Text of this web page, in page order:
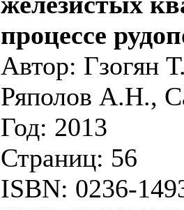
процессе
Автор: Гзогян
Ряполов А.Н.,
Год: 2013
Страниц: 56
ISBN: 0236-